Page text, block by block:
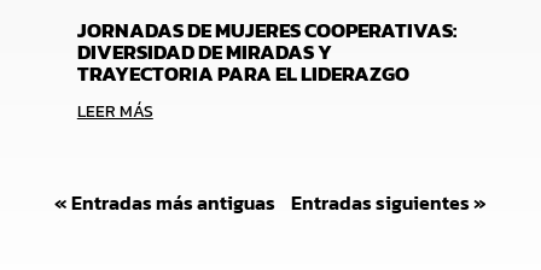
JORNADAS DE MUJERES COOPERATIVAS:
DIVERSIDAD DE MIRADAS Y
TRAYECTORIA PARA EL LIDERAZGO
LEER MÁS
« Entradas más antiguas Entradas siguientes »